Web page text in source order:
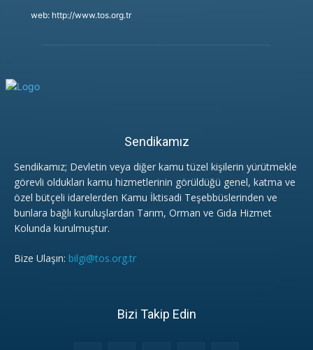
web: http://www.tos.org.tr
Sendikamız
Sendikamız; Devletin veya diğer kamu tüzel kişilerin yürütmekle
görevli oldukları kamu hizmetlerinin görüldüğü genel, katma ve
özel bütçeli idarelerden Kamu İktisadi Teşebbüslerinden ve
bunlara bağlı kuruluşlardan Tarım, Orman ve Gıda Hizmet
Kolunda kurulmuştur.
Bize Ulaşın: bilgi@tos.org.tr
Bizi Takip Edin